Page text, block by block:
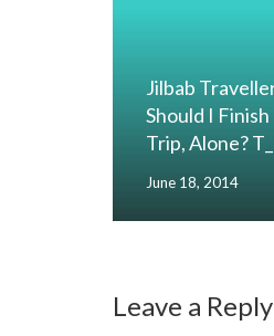
Jilbab
Should I Finish
Trip, Alone?
June 18, 2014
Leave a Reply